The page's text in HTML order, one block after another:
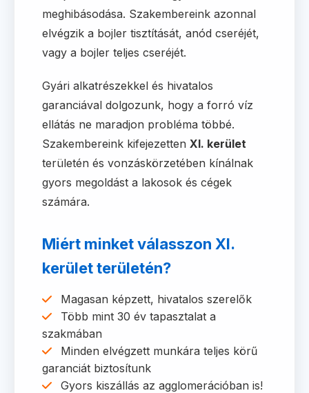
meghibásodása. Szakembereink azonnal
elvégzik a bojler tisztítását, anód cseréjét,
vagy a bojler teljes cseréjét.
Gyári alkatrészekkel és hivatalos
garanciával dolgozunk, hogy a forró víz
ellátás ne maradjon probléma többé.
Szakembereink kifejezetten XI. kerület
területén és vonzáskörzetében kínálnak
gyors megoldást a lakosok és cégek
számára.
Miért minket válasszon XI.
kerület területén?
Magasan képzett, hivatalos szerelők
Több mint 30 év tapasztalat a
szakmában
Minden elvégzett munkára teljes körű
garanciát biztosítunk
Gyors kiszállás az agglomerációban is!